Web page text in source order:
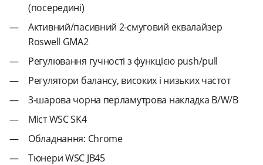
(посередині)
Активний/пасивний 2-смуговий еквалайзер
Roswell GMA2
Регулювання гучності з функцією push/pull
Регулятори балансу, високих і низьких частот
3-шарова чорна перламутрова накладка B/W/B
Міст WSC SK4
Обладнання: Chrome
Тюнери WSC JB45